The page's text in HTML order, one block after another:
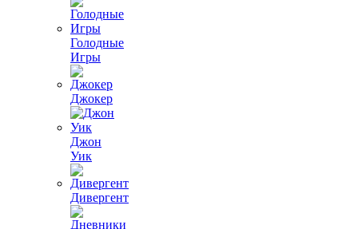
Голодные
Игры
Джокер
Джон
Уик
Дивергент